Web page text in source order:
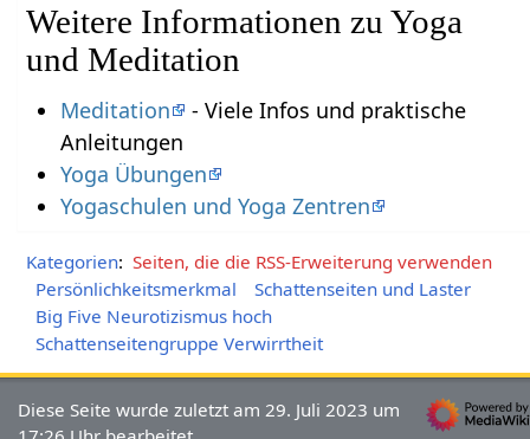
Weitere Informationen zu Yoga
und Meditation
Meditation
- Viele Infos und praktische
Anleitungen
Yoga Übungen
Yogaschulen und Yoga Zentren
Kategorien: Seiten, die die RSS-Erweiterung verwenden
Persönlichkeitsmerkmal
Schattenseiten und Laster
Big Five Neurotizismus hoch
Schattenseitengruppe Verwirrtheit
Diese Seite wurde zuletzt am 29. Juli 2023 um